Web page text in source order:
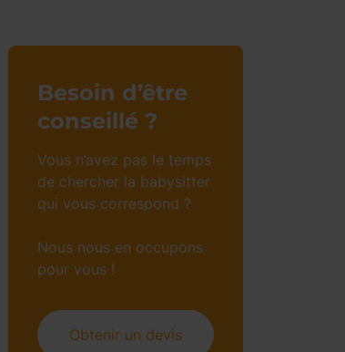
Besoin d’être
conseillé ?
Vous n’avez pas le temps
de chercher la babysitter
qui vous correspond ?
Nous nous en occupons
pour vous !
Obtenir un devis